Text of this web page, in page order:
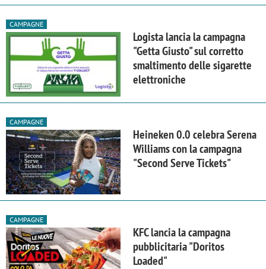
CAMPAGNE
Logista lancia la campagna
"Getta Giusto" sul corretto
smaltimento delle sigarette
elettroniche
CAMPAGNE
Heineken 0.0 celebra Serena
Williams con la campagna
"Second Serve Tickets"
CAMPAGNE
KFC lancia la campagna
pubblicitaria "Doritos
Loaded"